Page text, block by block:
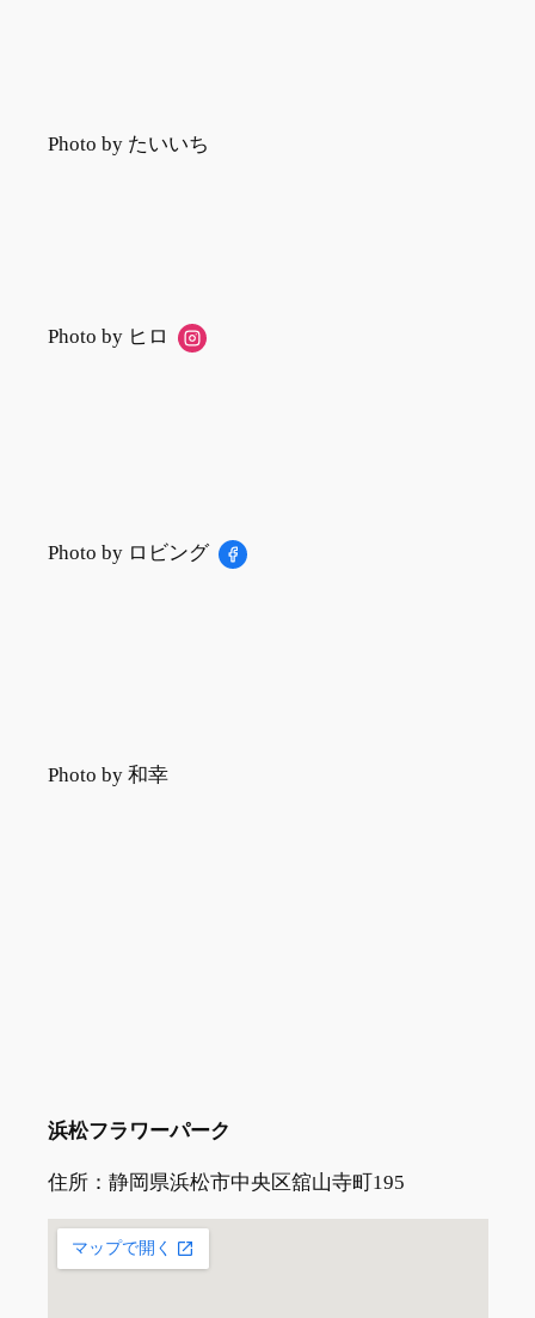
Photo by たいいち
Photo by ヒロ
Photo by ロビング
Photo by 和幸
浜松フラワーパーク
住所：静岡県浜松市中央区舘山寺町195